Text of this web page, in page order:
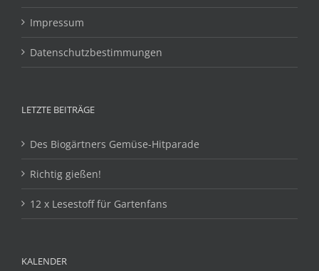
Impressum
Datenschutzbestimmungen
LETZTE BEITRÄGE
Des Biogärtners Gemüse-Hitparade
Richtig gießen!
12 x Lesestoff für Gartenfans
KALENDER